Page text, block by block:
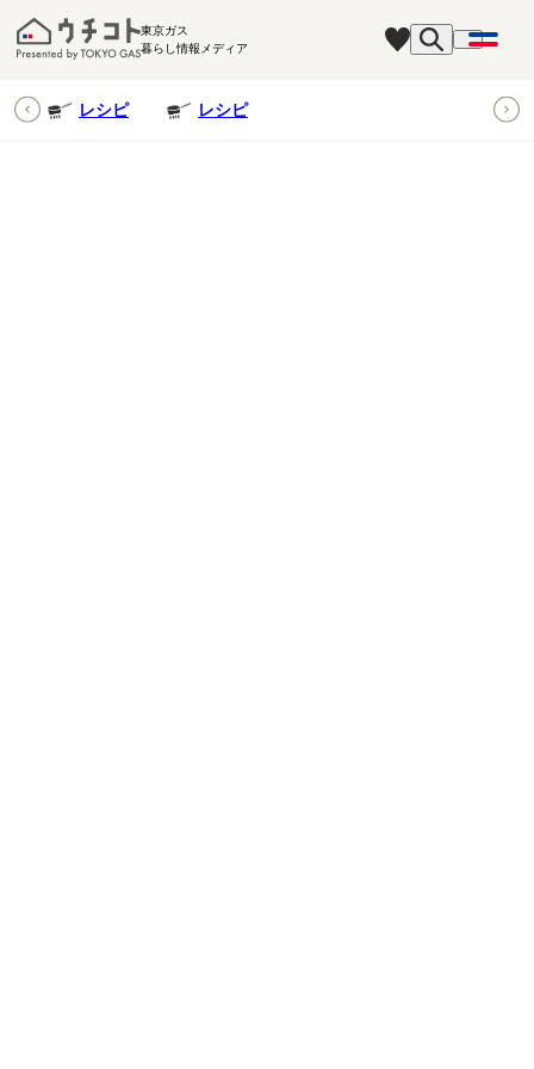
東京ガス
暮らし情報メディア
レシピ レシピ